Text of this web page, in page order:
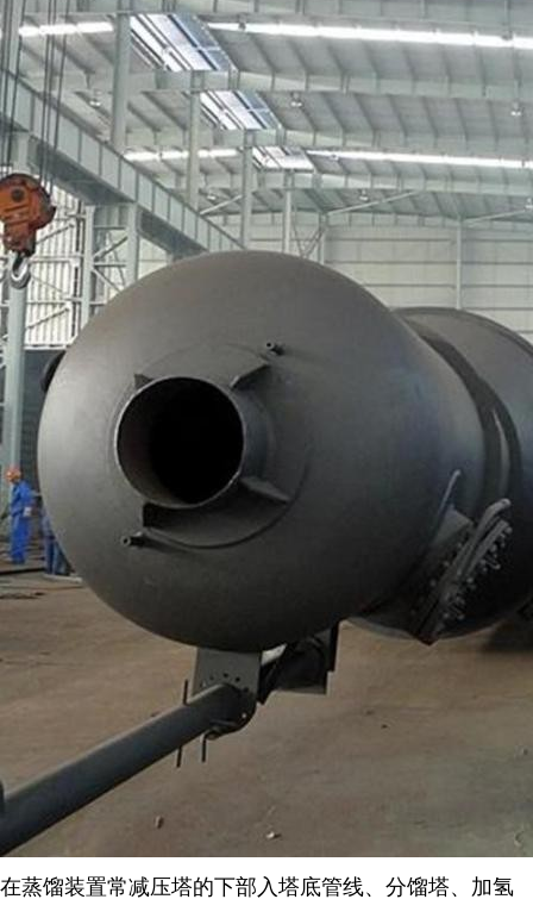
在蒸馏装置常减压塔的下部入塔底管线、分馏塔、加氢